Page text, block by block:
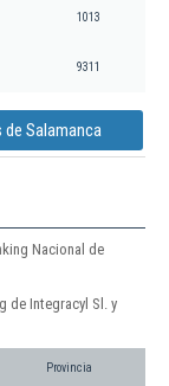
1013
9311
de Salamanca
Nacional de
de Integracyl Sl. y
Provincia